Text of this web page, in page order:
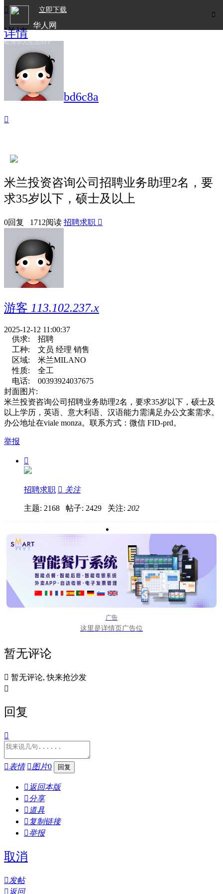

立即下载
华人网
欧洲华人生活APP

详情
bd6c8a

米兰投资咨询公司招聘业务助理2名，要
求35岁以下，硕士及以上
0回复 1712阅读 招聘求职 
游客 113.102.237.x
2025-12-12 11:00:37
供求:
招聘
工种:
文员 经理 销售
区域:
米兰MILANO
性质:
全工
电话:
00393924037675
封面图片:
米兰投资咨询公司招聘业务助理2名，要求35岁以下，硕士及
以上学历，英语、意大利语、汉语能力需满足办公文案需求。
办公地址在viale monza。联系方式：微信 FID-prd。
举报

招聘求职  关注
主题: 2168 帖子: 2429 关注: 202
广告
这里是详情页广告位
暂无评论
 暂无评论, 快来抢沙发

回复

表情 图片0
 返回本版
分享
 道具
 复制链接
举报
取消
发帖
 返回